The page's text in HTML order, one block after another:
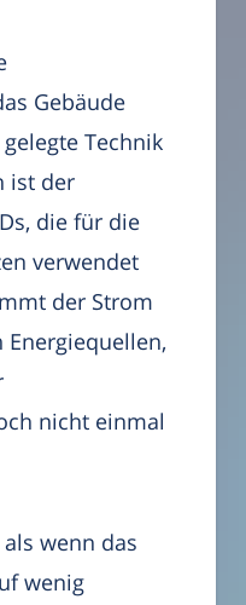
Gebäude
Technik
ist der
die für die
verwendet
der Strom
nicht einmal
wenn das
wenig